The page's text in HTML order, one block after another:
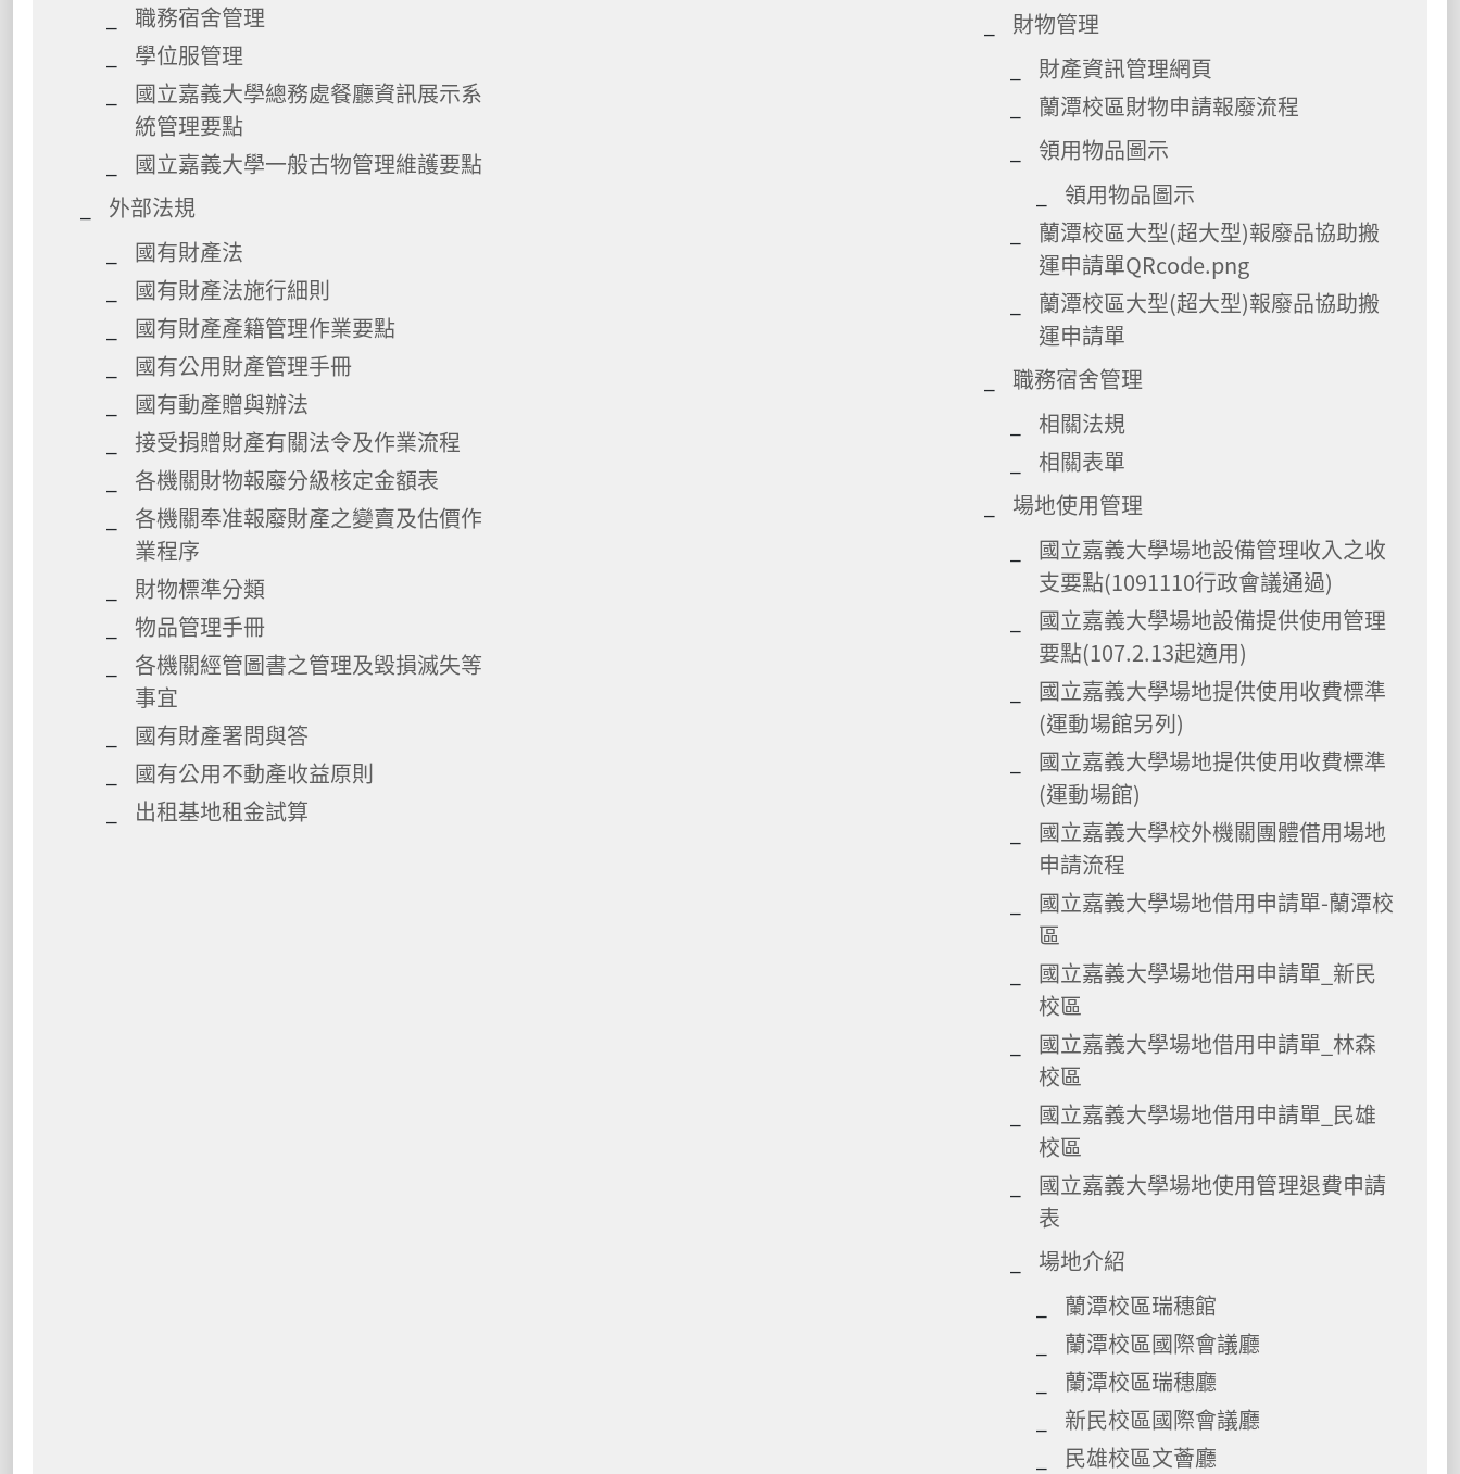
職務宿舍管理
學位服管理
國立嘉義大學總務處餐廳資訊展示系
統管理要點
國立嘉義大學一般古物管理維護要點
外部法規
國有財產法
國有財產法施行細則
國有財產產籍管理作業要點
國有公用財產管理手冊
國有動產贈與辦法
接受捐贈財產有關法令及作業流程
各機關財物報廢分級核定金額表
各機關奉准報廢財產之變賣及估價作
業程序
財物標準分類
物品管理手冊
各機關經管圖書之管理及毀損滅失等
事宜
國有財產署問與答
國有公用不動產收益原則
出租基地租金試算
財物管理
財產資訊管理網頁
蘭潭校區財物申請報廢流程
領用物品圖示
領用物品圖示
蘭潭校區大型(超大型)報廢品協助搬
運申請單QRcode.png
蘭潭校區大型(超大型)報廢品協助搬
運申請單
職務宿舍管理
相關法規
相關表單
場地使用管理
國立嘉義大學場地設備管理收入之收
支要點(1091110行政會議通過)
國立嘉義大學場地設備提供使用管理
要點(107.2.13起適用)
國立嘉義大學場地提供使用收費標準
(運動場館另列)
國立嘉義大學場地提供使用收費標準
(運動場館)
國立嘉義大學校外機關團體借用場地
申請流程
國立嘉義大學場地借用申請單-蘭潭校
區
國立嘉義大學場地借用申請單_新民
校區
國立嘉義大學場地借用申請單_林森
校區
國立嘉義大學場地借用申請單_民雄
校區
國立嘉義大學場地使用管理退費申請
表
場地介紹
蘭潭校區瑞穗館
蘭潭校區國際會議廳
蘭潭校區瑞穗廳
新民校區國際會議廳
民雄校區文薈廳